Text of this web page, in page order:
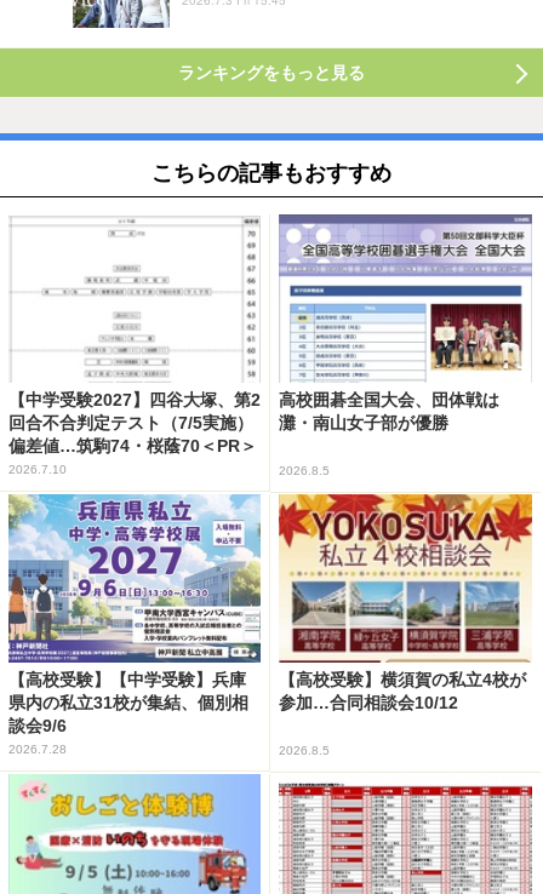
ランキングをもっと見る
こちらの記事もおすすめ
【中学受験2027】四谷大塚、第2
回合不合判定テスト（7/5実施）
偏差値…筑駒74・桜蔭70＜PR＞
2026.7.10
高校囲碁全国大会、団体戦は
灘・南山女子部が優勝
2026.8.5
【高校受験】【中学受験】兵庫
県内の私立31校が集結、個別相
談会9/6
2026.7.28
【高校受験】横須賀の私立4校が
参加…合同相談会10/12
2026.8.5